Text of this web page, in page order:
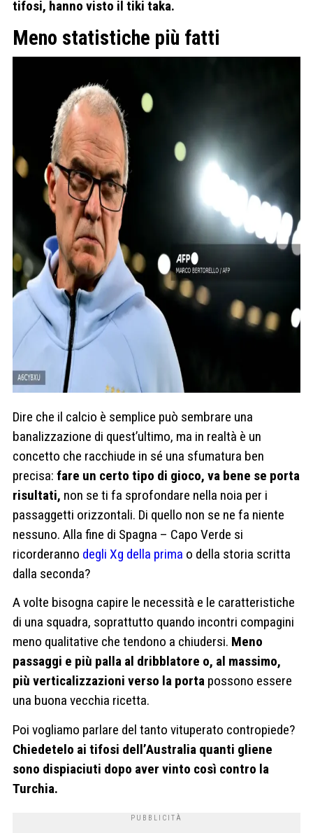
tifosi, hanno visto il tiki taka.
Meno statistiche più fatti
Dire che il calcio è semplice può sembrare una
banalizzazione di quest’ultimo, ma in realtà è un
concetto che racchiude in sé una sfumatura ben
precisa: fare un certo tipo di gioco, va bene se porta
risultati, non se ti fa sprofondare nella noia per i
passaggetti orizzontali. Di quello non se ne fa niente
nessuno. Alla fine di Spagna – Capo Verde si
ricorderanno degli Xg della prima o della storia scritta
dalla seconda?
A volte bisogna capire le necessità e le caratteristiche
di una squadra, soprattutto quando incontri compagini
meno qualitative che tendono a chiudersi. Meno
passaggi e più palla al dribblatore o, al massimo,
più verticalizzazioni verso la porta possono essere
una buona vecchia ricetta.
Poi vogliamo parlare del tanto vituperato contropiede?
Chiedetelo ai tifosi dell’Australia quanti gliene
sono dispiaciuti dopo aver vinto così contro la
Turchia.